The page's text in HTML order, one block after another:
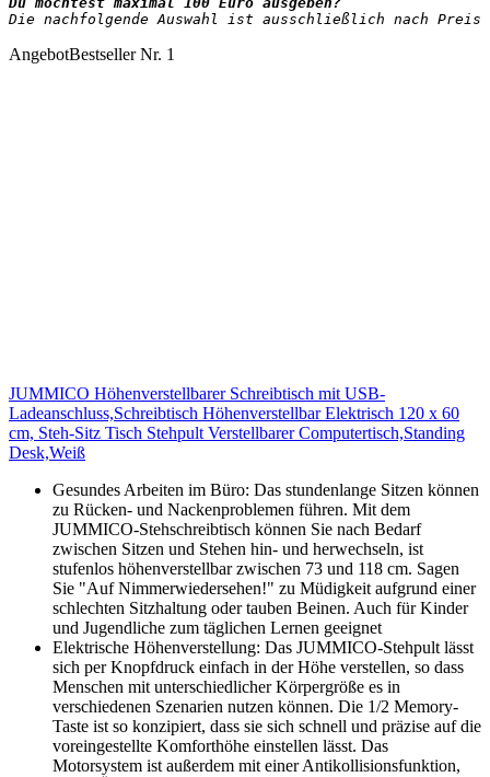
Die nachfolgende Auswahl ist ausschließlich nach
AngebotBestseller Nr. 1
JUMMICO Höhenverstellbarer Schreibtisch mit USB-
Ladeanschluss,Schreibtisch Höhenverstellbar Elektrisch 120 x 60
cm, Steh-Sitz Tisch Stehpult Verstellbarer Computertisch,Standing
Desk,Weiß
Gesundes Arbeiten im Büro: Das stundenlange Sitzen können
zu Rücken- und Nackenproblemen führen. Mit dem
JUMMICO-Stehschreibtisch können Sie nach Bedarf
zwischen Sitzen und Stehen hin- und herwechseln, ist
stufenlos höhenverstellbar zwischen 73 und 118 cm. Sagen
Sie "Auf Nimmerwiedersehen!" zu Müdigkeit aufgrund einer
schlechten Sitzhaltung oder tauben Beinen. Auch für Kinder
und Jugendliche zum täglichen Lernen geeignet
Elektrische Höhenverstellung: Das JUMMICO-Stehpult lässt
sich per Knopfdruck einfach in der Höhe verstellen, so dass
Menschen mit unterschiedlicher Körpergröße es in
verschiedenen Szenarien nutzen können. Die 1/2 Memory-
Taste ist so konzipiert, dass sie sich schnell und präzise auf die
voreingestellte Komforthöhe einstellen lässt. Das
Motorsystem ist außerdem mit einer Antikollisionsfunktion,